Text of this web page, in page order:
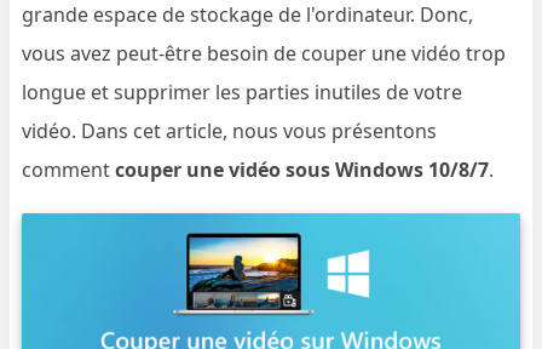
grande espace de stockage de l'ordinateur. Donc,
vous avez peut-être besoin de couper une vidéo trop
longue et supprimer les parties inutiles de votre
vidéo. Dans cet article, nous vous présentons
commentcouper une vidéo sous Windows 10/8/7.